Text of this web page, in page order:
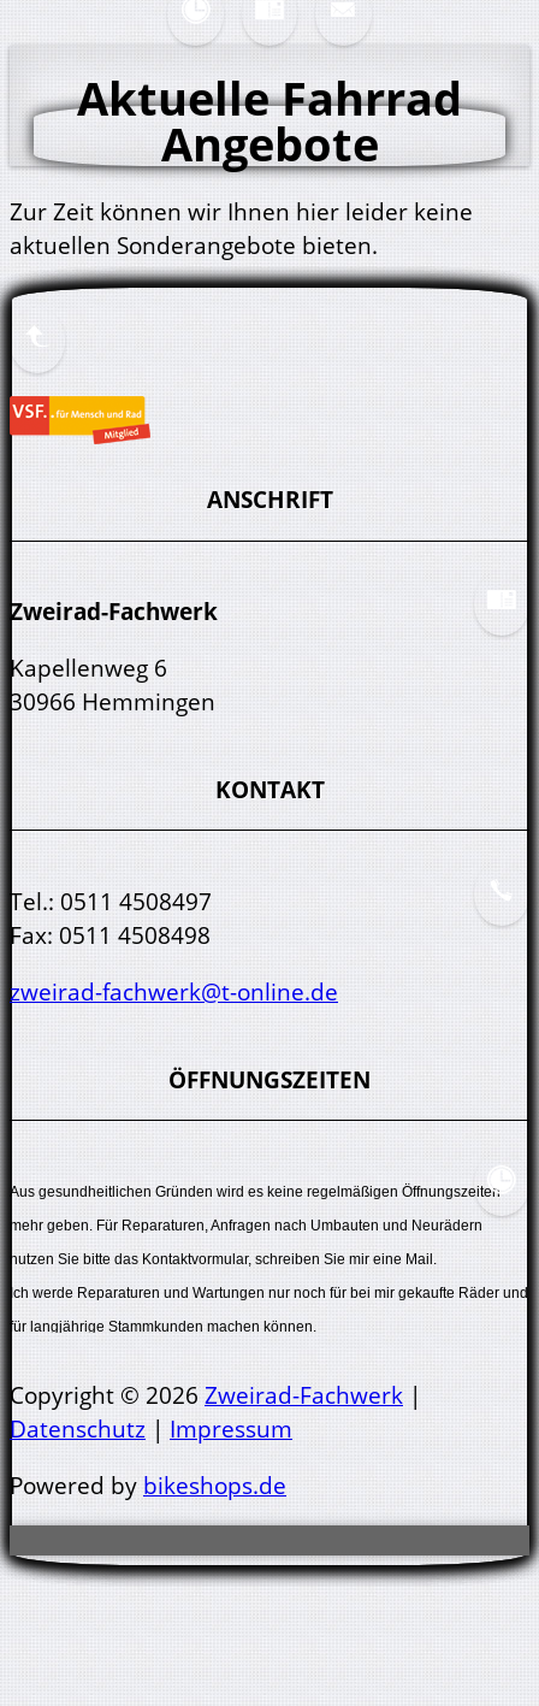
Aktuelle Fahrrad
Angebote
Zur Zeit können wir Ihnen hier leider keine
aktuellen Sonderangebote bieten.
ANSCHRIFT
Zweirad-Fachwerk
Kapellenweg 6
30966 Hemmingen
KONTAKT
Tel.: 0511 4508497
Fax: 0511 4508498
zweirad-fachwerk@t-online.de
ÖFFNUNGSZEITEN
Aus gesundheitlichen Gründen wird es keine regelmäßigen Öffnungszeiten
mehr geben. Für Reparaturen, Anfragen nach Umbauten und Neurädern
nutzen Sie bitte das Kontaktvormular, schreiben Sie mir eine Mail.
Ich werde Reparaturen und Wartungen nur noch für bei mir gekaufte Räder und
für langjährige Stammkunden machen können.
Copyright © 2026 Zweirad-Fachwerk |
Datenschutz | Impressum
Powered by bikeshops.de